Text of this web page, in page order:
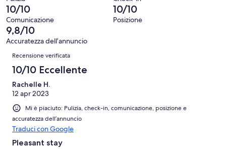
call-out fee, if required.
Any smoking inside the property will result in charges to have the
property professionally deodorised and furniture and carpets steam
cleaned.
Cancellation Policy: Our cancellation policy is firm. We highly
recommend purchasing travel insurance to cover your trip in case of
emergencies, illness, extreme weather, etc. Any refund requests
outside of our cancellation policy will be declined. We are happy to
provide documentation to your travel insurance company to help
expedite your claim.
Thank you, and we hope you enjoy your stay!
13
recensioni
su
13
recensioni
Terribile.
0
su
13
10/10
Comunicazione
10/10
Posizione
9,8/10
Accuratezza dell’annuncio
Recensioni
Recensione verificata
10/10 Eccellente
Rachelle H.
12 apr 2023
Mi è piaciuto: Pulizia, check-in, comunicazione, posizione e
accuratezza dell’annuncio
Traduci con Google
Pleasant stay